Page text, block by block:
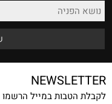
NEWSLETTER
לקבלת הטבות במייל הרשמו